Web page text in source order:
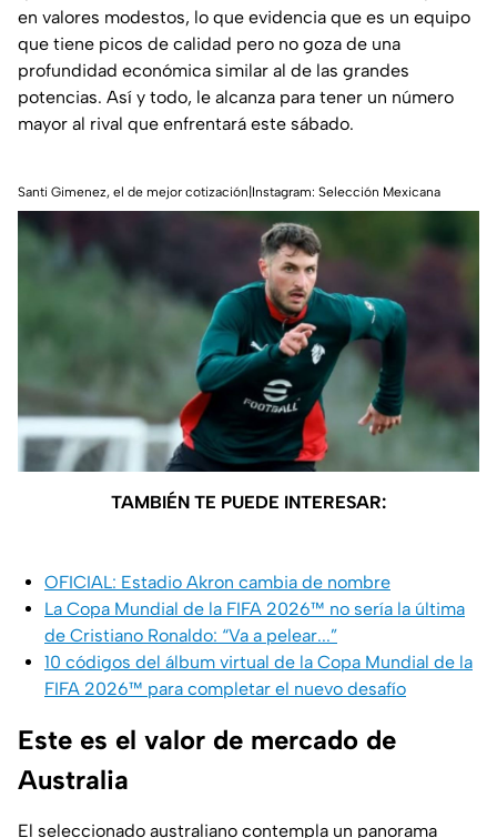
en valores modestos, lo que evidencia que es un equipo
que tiene picos de calidad pero no goza de una
profundidad económica similar al de las grandes
potencias. Así y todo, le alcanza para tener un número
mayor al rival que enfrentará este sábado.
Santi Gimenez, el de mejor cotización|Instagram: Selección Mexicana
TAMBIÉN TE PUEDE INTERESAR:
OFICIAL: Estadio Akron cambia de nombre
La Copa Mundial de la FIFA 2026™ no sería la última
de Cristiano Ronaldo: “Va a pelear...”
10 códigos del álbum virtual de la Copa Mundial de la
FIFA 2026™ para completar el nuevo desafío
Este es el valor de mercado de
Australia
El seleccionado australiano contempla un panorama